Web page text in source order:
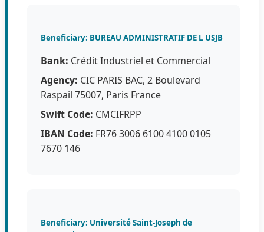
Beneficiary: BUREAU ADMINISTRATIF DE L USJB
Bank: Crédit Industriel et Commercial
Agency: CIC PARIS BAC, 2 Boulevard
Raspail 75007, Paris France
Swift Code: CMCIFRPP
IBAN Code: FR76 3006 6100 4100 0105
7670 146
Beneficiary: Université Saint-Joseph de